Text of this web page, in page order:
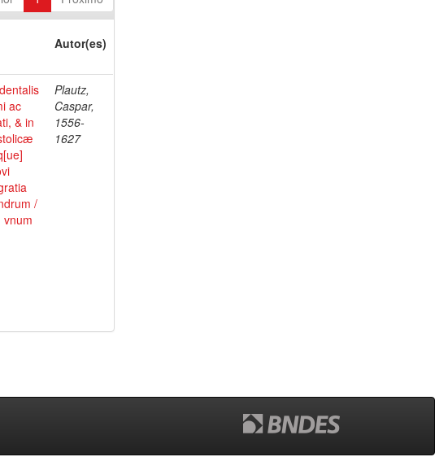
Autor(es)
ac
& in
/
vnum
Plautz,
Caspar,
1556-
1627